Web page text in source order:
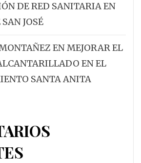
DE RED SANITARIA EN
JOSÉ
EN MEJORAR EL
EN EL
SANTA ANITA